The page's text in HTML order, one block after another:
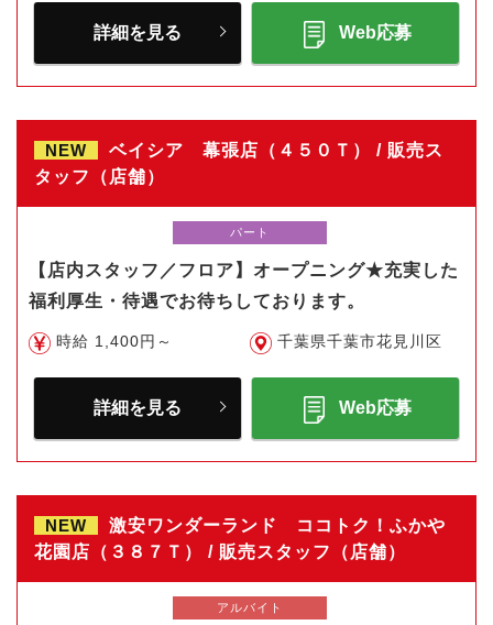
詳細を見る Web応募
NEW
ベイシア 幕張店（４５０Ｔ） / 販売ス
タッフ（店舗）
パート
【店内スタッフ／フロア】オープニング★充実した
福利厚生・待遇でお待ちしております。
時給 1,400円～ 千葉県千葉市花見川区
詳細を見る Web応募
NEW
激安ワンダーランド ココトク！ふかや
花園店（３８７Ｔ） / 販売スタッフ（店舗）
アルバイト